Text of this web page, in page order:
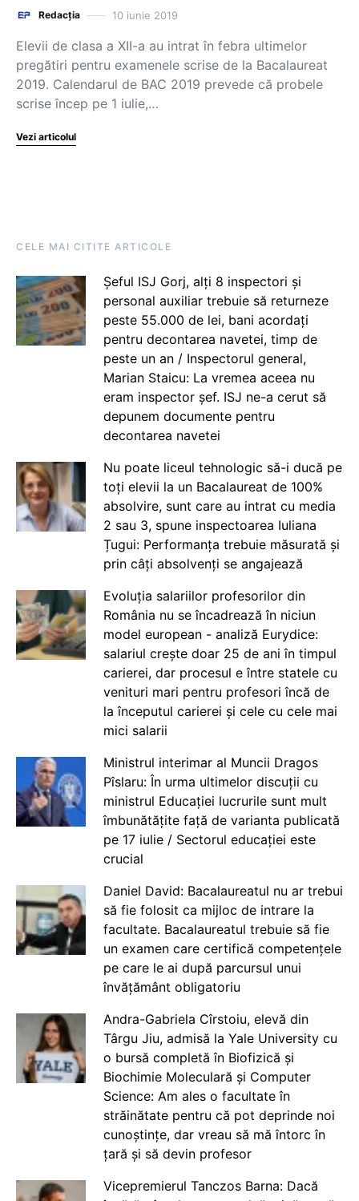
Redacția 10 iunie 2019
Elevii de clasa a XII-a au intrat în febra ultimelor
pregătiri pentru examenele scrise de la Bacalaureat
2019. Calendarul de BAC 2019 prevede că probele
scrise încep pe 1 iulie,…
Vezi articolul
CELE MAI CITITE ARTICOLE
Șeful ISJ Gorj, alți 8 inspectori și
personal auxiliar trebuie să returneze
peste 55.000 de lei, bani acordați
pentru decontarea navetei, timp de
peste un an / Inspectorul general,
Marian Staicu: La vremea aceea nu
eram inspector șef. ISJ ne-a cerut să
depunem documente pentru
decontarea navetei
Nu poate liceul tehnologic să-i ducă pe
toți elevii la un Bacalaureat de 100%
absolvire, sunt care au intrat cu media
2 sau 3, spune inspectoarea Iuliana
Țugui: Performanța trebuie măsurată și
prin câți absolvenți se angajează
Evoluția salariilor profesorilor din
România nu se încadrează în niciun
model european - analiză Eurydice:
salariul crește doar 25 de ani în timpul
carierei, dar procesul e între statele cu
venituri mari pentru profesori încă de
la începutul carierei și cele cu cele mai
mici salarii
Ministrul interimar al Muncii Dragos
Pîslaru: În urma ultimelor discuții cu
ministrul Educației lucrurile sunt mult
îmbunătățite față de varianta publicată
pe 17 iulie / Sectorul educației este
crucial
Daniel David: Bacalaureatul nu ar trebui
să fie folosit ca mijloc de intrare la
facultate. Bacalaureatul trebuie să fie
un examen care certifică competențele
pe care le ai după parcursul unui
învățământ obligatoriu
Andra-Gabriela Cîrstoiu, elevă din
Târgu Jiu, admisă la Yale University cu
o bursă completă în Biofizică și
Biochimie Moleculară și Computer
Science: Am ales o facultate în
străinătate pentru că pot deprinde noi
cunoștințe, dar vreau să mă întorc în
țară și să devin profesor
Vicepremierul Tanczos Barna: Dacă